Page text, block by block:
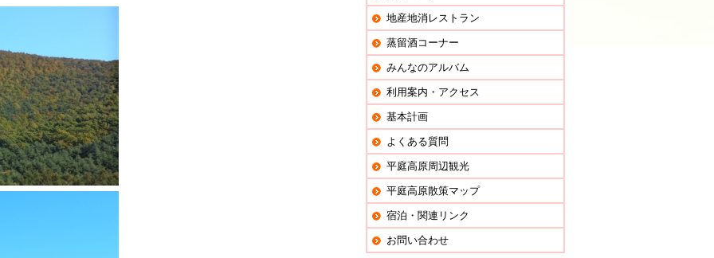
地産地消レストラン
蒸留酒コーナー
みんなのアルバム
利用案内・アクセス
基本計画
よくある質問
平庭高原周辺観光
平庭高原散策マップ
宿泊・関連リンク
お問い合わせ